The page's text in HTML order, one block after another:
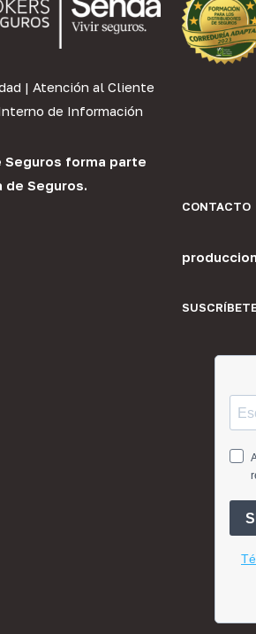
| Atención al Cliente
de Información
Seguros forma parte
de Seguros.
CONTACTO